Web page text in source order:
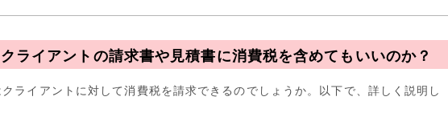
ライアントの請求書や見積書に消費税を含めてもいいのか？
ライアントに対して消費税を請求できるのでしょうか。以下で、詳しく説明し